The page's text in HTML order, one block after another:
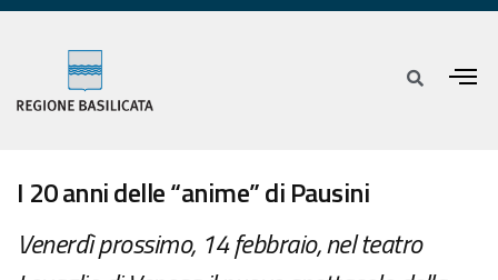
I 20 anni delle “anime” di Pausini
Venerdì prossimo, 14 febbraio, nel teatro